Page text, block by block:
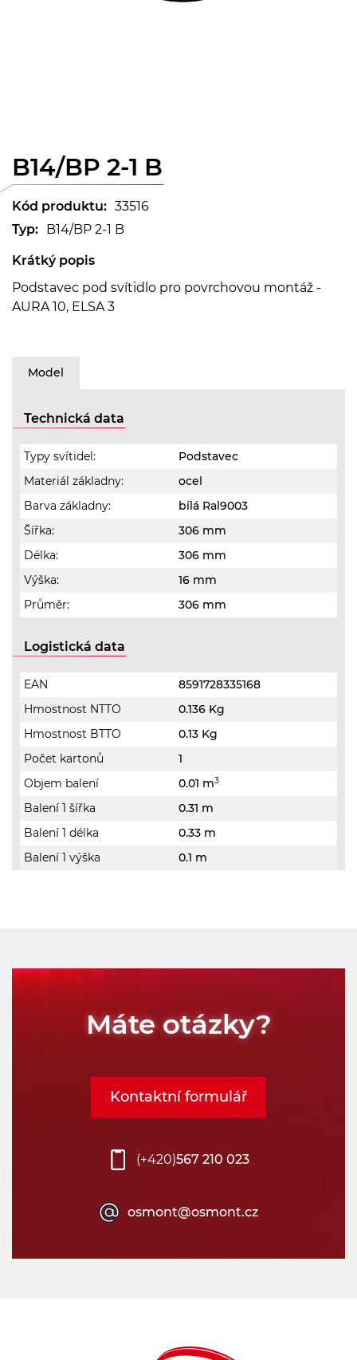
B14/BP 2-1 B
Kód produktu: 33516
Typ: B14/BP 2-1 B
Krátký popis
Podstavec pod svítidlo pro povrchovou montáž -
AURA 10, ELSA 3
Model
Technická data
Typy svítidel:
Podstavec
Materiál základny:
ocel
Barva základny:
bílá Ral9003
Šířka:
306 mm
Délka:
306 mm
Výška:
16 mm
Průměr:
306 mm
Logistická data
EAN
8591728335168
Hmostnost NTTO
0.136 Kg
Hmostnost BTTO
0.13 Kg
Počet kartonů
1
Objem balení
0.01 m3
Balení 1 šířka
0.31 m
Balení 1 délka
0.33 m
Balení 1 výška
0.1 m
Máte otázky?
(+420)567 210 023
osmont@osmont.cz
Kontaktní formulář